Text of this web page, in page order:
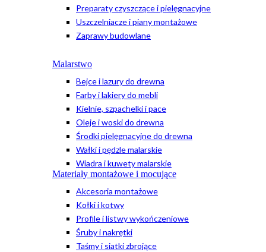
Preparaty czyszczące i pielęgnacyjne
Uszczelniacze i piany montażowe
Zaprawy budowlane
Malarstwo
Bejce i lazury do drewna
Farby i lakiery do mebli
Kielnie, szpachelki i pace
Oleje i woski do drewna
Środki pielęgnacyjne do drewna
Wałki i pędzle malarskie
Wiadra i kuwety malarskie
Materiały montażowe i mocujące
Akcesoria montażowe
Kołki i kotwy
Profile i listwy wykończeniowe
Śruby i nakrętki
Taśmy i siatki zbrojące